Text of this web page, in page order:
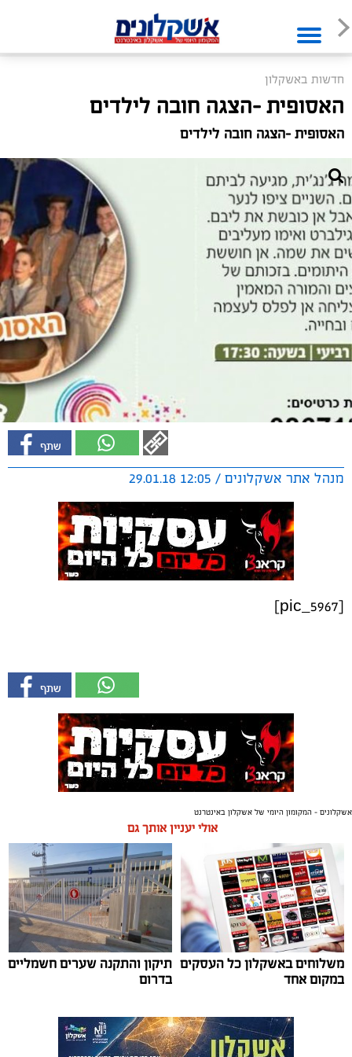
חדשות באשקלון
האסופית -הצגה חובה לילדים
האסופית -הצגה חובה לילדים
מנהל אתר אשקלונים / 12:05 29.01.18
[pic_5967]
אשקלונים - המקומון היומי של אשקלון באינטרנט
אולי יעניין אותך גם
משלוחים באשקלון כל העסקים
במקום אחד
תיקון והתקנה שערים חשמליים
בדרום